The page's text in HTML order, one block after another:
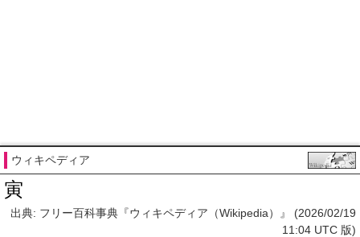
ウィキペディア
寅
出典: フリー百科事典『ウィキペディア（Wikipedia）』 (2026/02/19
11:04 UTC 版)